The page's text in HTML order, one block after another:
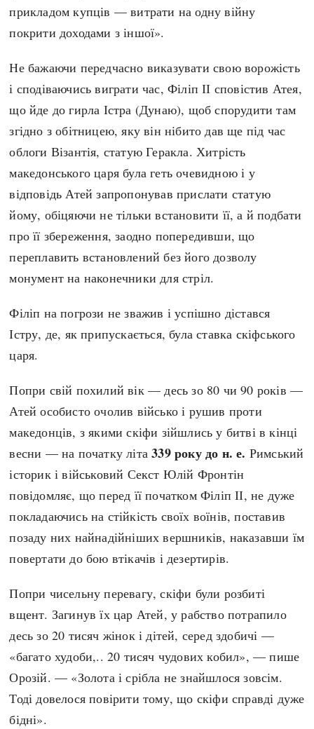
прикладом купців — витрати на одну війну
покрити доходами з іншої».
Не бажаючи передчасно виказувати свою ворожість
і сподіваючись виграти час, Філіп ІІ сповістив Атея,
що йде до гирла Істра (Дунаю), щоб спорудити там
згідно з обітницею, яку він нібито дав ще під час
облоги Візантія, статую Геракла. Хитрість
македонського царя була геть очевидною і у
відповідь Атей запропонував прислати статую
йому, обіцяючи не тільки встановити її, а й подбати
про її збереження, заодно попередивши, що
переплавить встановлений без його дозволу
монумент на наконечники для стріл.
Філіп на погрози не зважив і успішно дістався
Істру, де, як припускається, була ставка скіфського
царя.
Попри свій похилий вік — десь зо 80 чи 90 років —
Атей особисто очолив військо і рушив проти
македонців, з якими скіфи зійшлись у битві в кінці
весни — на початку літа339 року до н. е. Римський
історик і військовий Секст Юлій Фронтін
повідомляє, що перед її початком Філіп ІІ, не дуже
покладаючись на стійкість своїх воїнів, поставив
позаду них найнадійніших вершників, наказавши їм
повертати до бою втікачів і дезертирів.
Попри чисельну перевагу, скіфи були розбиті
вщент. Загинув їх цар Атей, у рабство потрапило
десь зо 20 тисяч жінок і дітей, серед здобичі —
«багато худоби,.. 20 тисяч чудових кобил», — пише
Орозій. — «Золота і срібла не знайшлося зовсім.
Тоді довелося повірити тому, що скіфи справді дуже
бідні».